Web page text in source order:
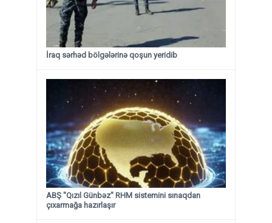
İraq sərhəd bölgələrinə qoşun yeridib
ABŞ "Qızıl Günbəz" RHM sistemini sınaqdan
çıxarmağa hazırlaşır